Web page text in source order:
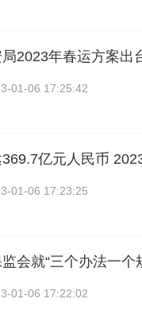
局2023年春运方案出
01-06 17:25:42
亿元人民币
01-06 17:23:25
会就“三个办法一个
01-06 17:22:02